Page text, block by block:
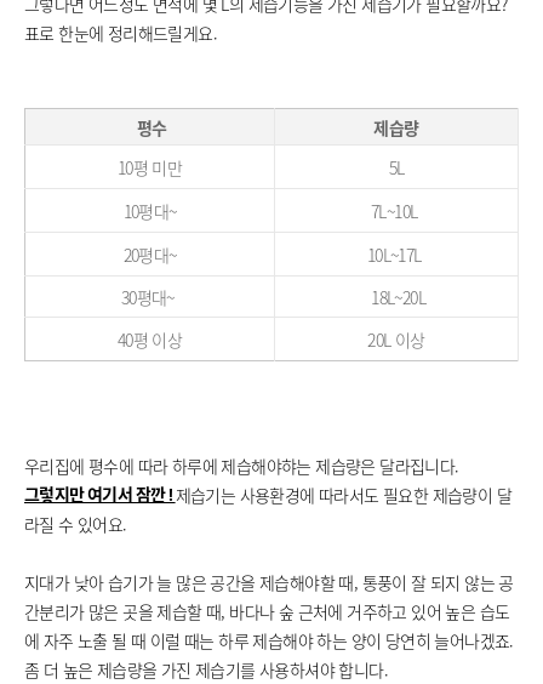
표로 한눈에 정리해드릴게요.
평수
제습량
10평 미만
5L
10평대~
7L~10L
20평대~
10L~17L
30평대~
18L~20L
40평 이상
20L 이상
우리집에 평수에 따라 하루에 제습해야햐는 제습량은 달라집니다.
그렇지만 여기서 잠깐 !제습기는 사용환경에 따라서도 필요한 제습량이 달
라질 수 있어요.
지대가 낮아 습기가 늘 많은 공간을 제습해야할 때, 통풍이 잘 되지 않는 공
간분리가 많은 곳을 제습할 때, 바다나 숲 근처에 거주하고 있어 높은 습도
에 자주 노출 될 때 이럴 때는 하루 제습해야 하는 양이 당연히 늘어나겠죠.
좀 더 높은 제습량을 가진 제습기를 사용하셔야 합니다.